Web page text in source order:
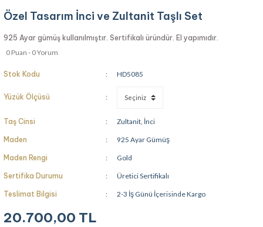
Özel Tasarım İnci ve Zultanit Taşlı Set
925 Ayar gümüş kullanılmıştır. Sertifikalı üründür. El yapımıdır.
0 Puan - 0 Yorum
Stok Kodu HD5085
Yüzük Ölçüsü
Taş Cinsi Zultanit, İnci
Maden 925 Ayar Gümüş
Maden Rengi Gold
Sertifika Durumu Üretici Sertifikalı
Teslimat Bilgisi 2-3 İş Günü İçerisinde Kargo
20.700,00 TL